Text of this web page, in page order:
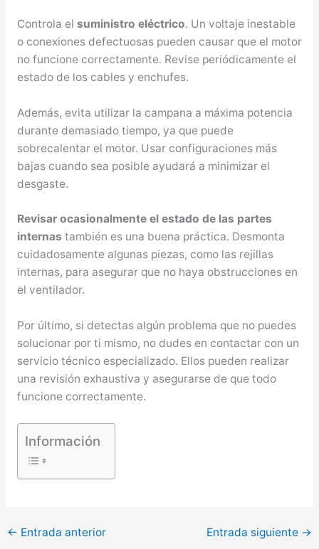
Controla el suministro eléctrico. Un voltaje inestable
o conexiones defectuosas pueden causar que el motor
no funcione correctamente. Revise periódicamente el
estado de los cables y enchufes.
Además, evita utilizar la campana a máxima potencia
durante demasiado tiempo, ya que puede
sobrecalentar el motor. Usar configuraciones más
bajas cuando sea posible ayudará a minimizar el
desgaste.
Revisar ocasionalmente el estado de las partes
internas también es una buena práctica. Desmonta
cuidadosamente algunas piezas, como las rejillas
internas, para asegurar que no haya obstrucciones en
el ventilador.
Por último, si detectas algún problema que no puedes
solucionar por ti mismo, no dudes en contactar con un
servicio técnico especializado. Ellos pueden realizar
una revisión exhaustiva y asegurarse de que todo
funcione correctamente.
Información
← Entrada anterior Entrada siguiente →